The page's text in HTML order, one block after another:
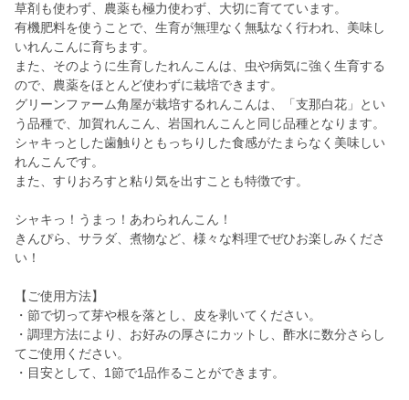
草剤も使わず、農薬も極力使わず、大切に育てています。
有機肥料を使うことで、生育が無理なく無駄なく行われ、美味し
いれんこんに育ちます。
また、そのように生育したれんこんは、虫や病気に強く生育する
ので、農薬をほとんど使わずに栽培できます。
グリーンファーム角屋が栽培するれんこんは、「支那白花」とい
う品種で、加賀れんこん、岩国れんこんと同じ品種となります。
シャキっとした歯触りともっちりした食感がたまらなく美味しい
れんこんです。
また、すりおろすと粘り気を出すことも特徴です。
シャキっ！うまっ！あわられんこん！
きんぴら、サラダ、煮物など、様々な料理でぜひお楽しみくださ
い！
【ご使用方法】
・節で切って芽や根を落とし、皮を剥いてください。
・調理方法により、お好みの厚さにカットし、酢水に数分さらし
てご使用ください。
・目安として、1節で1品作ることができます。